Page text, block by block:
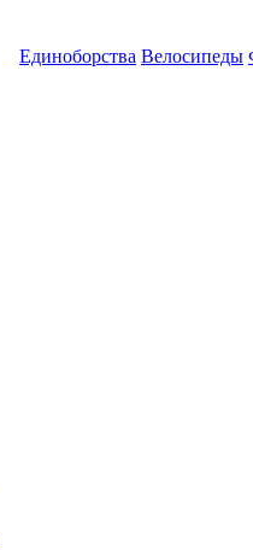
Единоборства Велосипеды